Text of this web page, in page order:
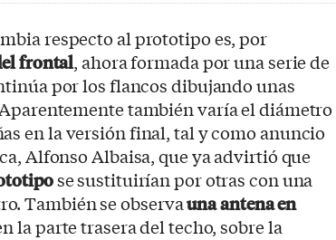
respecto al prototipo es, por
frontal, ahora formada por una serie de
por los flancos dibujando unas
también varía el diámetro
en la versión final, tal y como anuncio
Alfonso Albaisa, que ya advirtió que
se sustituirían por otras con una
También se observauna antena en
la parte trasera del techo, sobre la